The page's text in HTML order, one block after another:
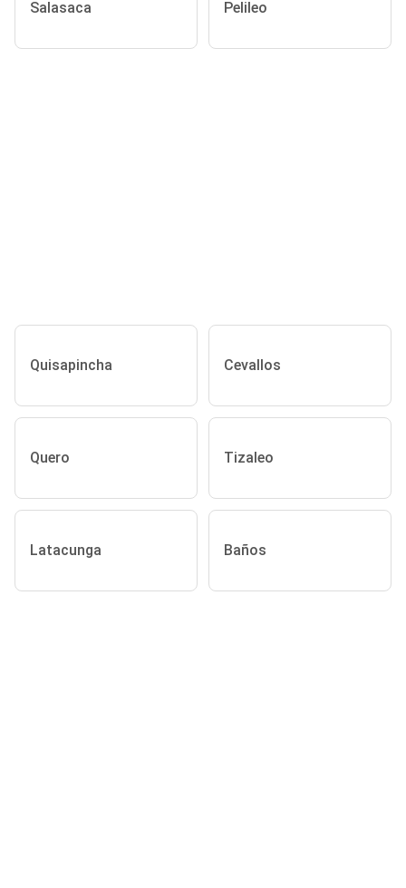
Salasaca Pelileo
Quisapincha Cevallos
Quero Tizaleo
Latacunga Baños